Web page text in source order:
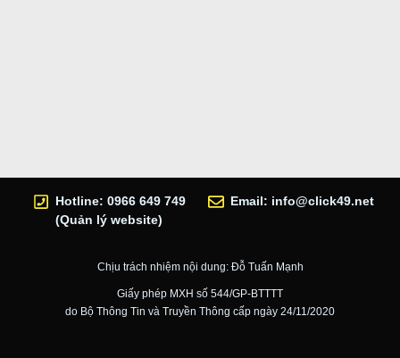
Hotline: 0966 649 749
(Quản lý website)
Email: info@click49.net
Chịu trách nhiệm nội dung: Đỗ Tuấn Mạnh
Giấy phép MXH số 544/GP-BTTTT
do Bộ Thông Tin và Truyền Thông cấp ngày 24/11/2020